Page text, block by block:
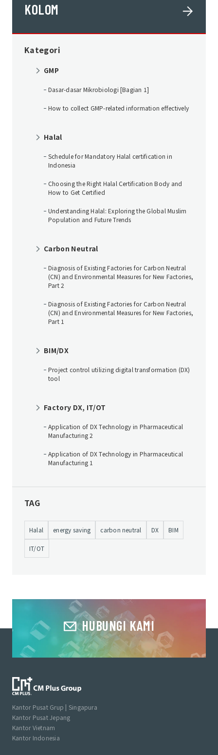
KOLOM
Kategori
GMP
Dasar-dasar Mikrobiologi [Bagian 1]
How to collect GMP-related information effectively
Halal
Schedule for Mandatory Halal certification in
Indonesia
Choosing the Right Halal Certification Body and
How to Get Certified
Understanding Halal: Exploring the Global Muslim
Population and Future Trends
Carbon Neutral
Diagnosis of Existing Factories for Carbon Neutral
(CN) and Environmental Measures for New Factories,
Part 2
Diagnosis of Existing Factories for Carbon Neutral
(CN) and Environmental Measures for New Factories,
Part 1
BIM/DX
Project control utilizing digital transformation (DX)
tool
Factory DX, IT/OT
Application of DX Technology in Pharmaceutical
Manufacturing 2
Application of DX Technology in Pharmaceutical
Manufacturing 1
TAG
Halal energy saving carbon neutral DX BIM
IT/OT
HUBUNGI KAMI
Kantor Pusat Grup | Singapura
Kantor Pusat Jepang
Kantor Vietnam
Kantor Indonesia